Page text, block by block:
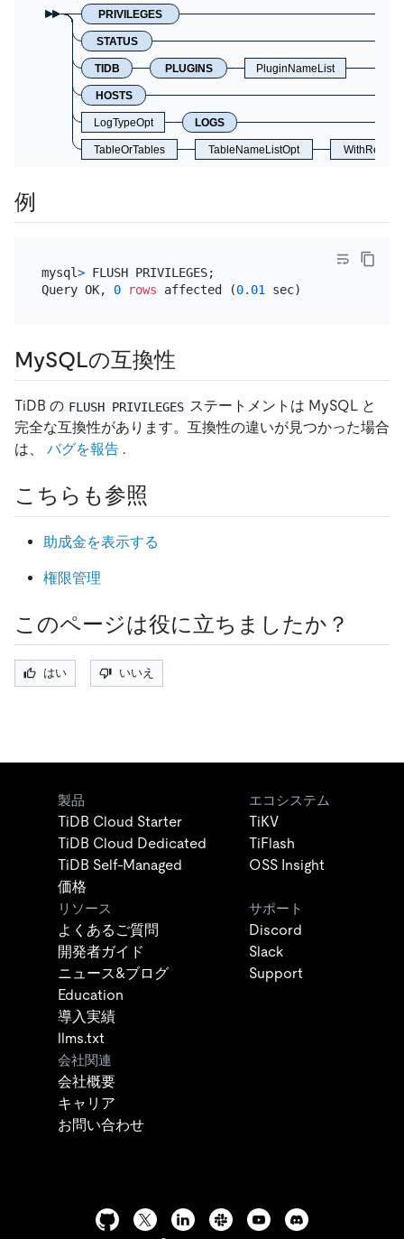
PRIVILEGES
STATUS
TIDB PLUGINS PluginNameList
HOSTS
LogTypeOpt LOGS
TableOrTables TableNameListOpt
例
mysql> FLUSH PRIVILEGES;
Query OK, 0 rows affected (0.01
MySQLの互換性
TiDB の FLUSH PRIVILEGES ステートメントは MySQL と
完全な互換性があります。互換性の違いが見つかった場合
は、 バグを報告 .
こちらも参照
助成金を表示する
権限管理
このページは役に立ちましたか？
はい いいえ
製品
TiDB Cloud Starter
TiDB Cloud Dedicated
TiDB Self-Managed
価格
エコシステム
TiKV
TiFlash
OSS Insight
リソース
よくあるご質問
開発者ガイド
ニュース&ブログ
Education
導入実績
llms.txt
サポート
Discord
Slack
Support
会社関連
会社概要
キャリア
お問い合わせ